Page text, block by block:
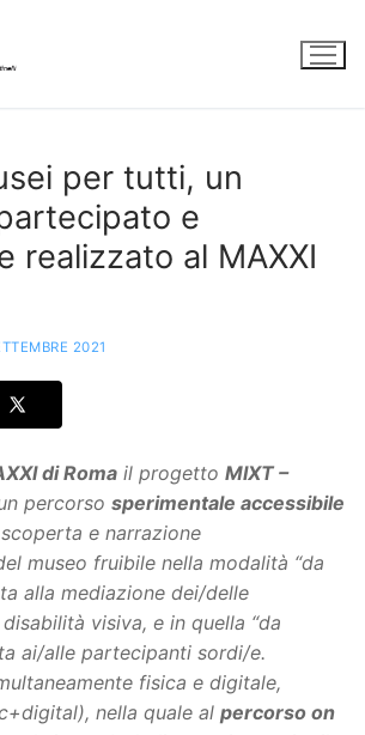
per tutti, un
e
realizzato al MAXXI
2021
di Roma il progetto MIXT –
percorso sperimentale accessibile
e narrazione
museo fruibile nella modalità “da
alla mediazione dei/delle
visiva, e in quella “da
ai/alle partecipanti sordi/e.
fisica e digitale,
nella quale al percorso on